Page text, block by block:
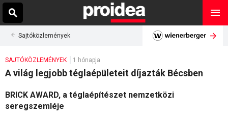
Sajtóközlemények
SAJTÓKÖZLEMÉNYEK 1 hónapja
A világ legjobb téglaépületeit díjazták Bécsben
BRICK AWARD, a téglaépítészet nemzetközi
seregszemléje